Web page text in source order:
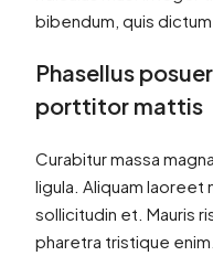
bibendum, quis
Phasellus
porttitor mattis
Curabitur massa
ligula. Aliquam laoreet
sollicitudin et. Mauris
pharetra tristique enim.